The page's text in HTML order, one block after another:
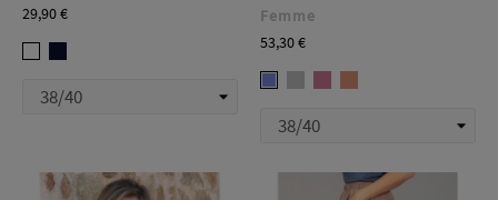
Prix
29,90 €
ODOML
Blanc
ODOML
Bleu
Femme
Prix
53,30 €
ISABELLE
ISABELLE
Gris
ISABELLE
ISABELLE